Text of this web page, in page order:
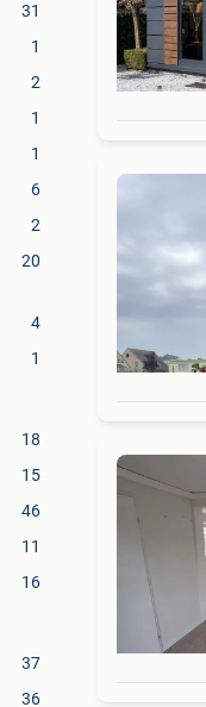
31
1
2
1
1
6
2
20
4
1
18
15
46
11
16
37
36